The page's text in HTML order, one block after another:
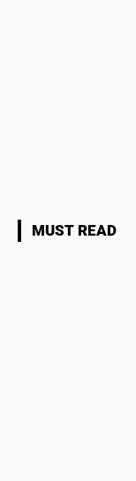
MUST READ